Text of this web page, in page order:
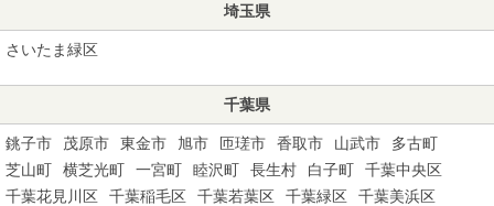
埼玉県
さいたま緑区
千葉県
銚子市 茂原市 東金市 旭市 匝瑳市 香取市 山武市
多古町
芝山町
横芝光町 一宮町 睦沢町 長生村 白子町
千葉中央区
千葉花見川区
千葉稲毛区 千葉若葉区 千葉緑区
千葉美浜区